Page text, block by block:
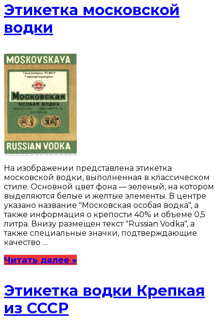
Этикетка московской
водки
На изображении представлена этикетка
московской водки, выполненная в классическом
стиле. Основной цвет фона — зеленый, на котором
выделяются белые и желтые элементы. В центре
указано название "Московская особая водка", а
также информация о крепости 40% и объеме 0,5
литра. Внизу размещен текст "Russian Vodka", а
также специальные значки, подтверждающие
качество …
Читать далее »
Этикетка водки Крепкая
из СССР